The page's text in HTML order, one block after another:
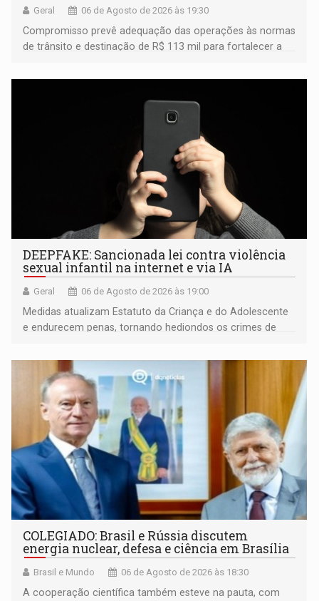
Geral 06 de Agosto de 2026 às 19:30
Compromisso prevê adequação das operações às normas
de trânsito e destinação de R$ 113 mil para fortalecer a
DEEPFAKE: Sancionada lei contra violência
sexual infantil na internet e via IA
Geral 06 de Agosto de 2026 às 19:00
Medidas atualizam Estatuto da Criança e do Adolescente
e endurecem penas, tornando hediondos os crimes de
COLEGIADO: Brasil e Rússia discutem
energia nuclear, defesa e ciência em Brasília
Brasil e Mundo 06 de Agosto de 2026 às 18:30
A cooperação científica também esteve na pauta, com